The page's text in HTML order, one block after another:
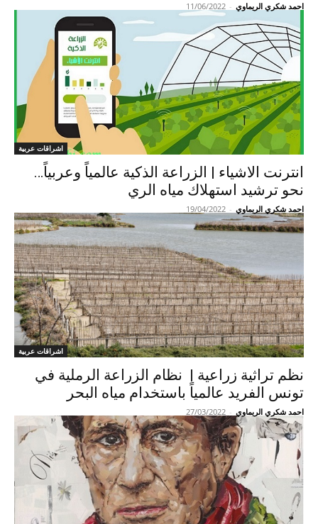
احمد شكري الريماوي -
11/06/2022
اشراقات عربية
انترنت الاشياء | الزراعة الذكية عالمياً وعربياً…
نحو ترشيد استهلاك مياه الري
احمد شكري الريماوي -
19/04/2022
اشراقات عربية
نظم تراثية زراعية | نظام الزراعة الرملية في
تونس الفريد عالمياً باستخدام مياه البحر
احمد شكري الريماوي -
27/03/2022